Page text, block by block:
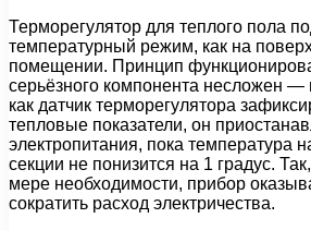
Терморегулятор для теплого пола
температурный режим, как на
помещении. Принцип
серьёзного компонента несложен —
как датчик терморегулятора
тепловые показатели, он
электропитания, пока температура
секции не понизится на 1 градус.
мере необходимости, прибор
сократить расход электричества.